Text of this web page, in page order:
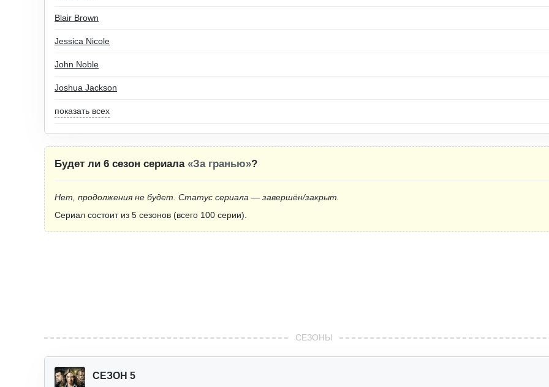
Blair Brown
Jessica Nicole
John Noble
Joshua Jackson
показать всех
Будет ли 6 сезон сериала «За гранью»?
Нет, продолжения не будет. Статус сериала — завершён/закрыт.
Сериал состоит из 5 сезонов (всего 100 серии).
СЕЗОНЫ
СЕЗОН 5